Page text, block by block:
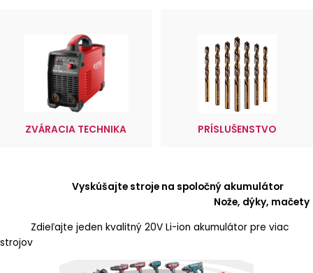
ZVÁRACIA TECHNIKA PRÍSLUŠENSTVO
Vyskúšajte stroje na spoločný akumulátor
Nože, dýky, mačety
Zdieľajte jeden kvalitný 20V Li-ion akumulátor pre viac
strojov